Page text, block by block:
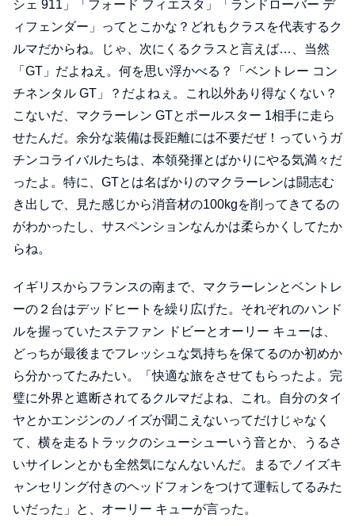
シェ 911」「フォード フィエスタ」「ランドローバー デ
ィフェンダー」ってとこかな？どれもクラスを代表するク
ルマだからね。じゃ、次にくるクラスと言えば…、当然
「GT」だよねえ。何を思い浮かべる？「ベントレー コン
チネンタル GT」？だよねぇ。これ以外あり得なくない？
こないだ、マクラーレン GTとポールスター 1相手に走ら
せたんだ。余分な装備は長距離には不要だぜ！っていうガ
チンコライバルたちは、本領発揮とばかりにやる気満々だ
ったよ。特に、GTとは名ばかりのマクラーレンは闘志む
き出しで、見た感じから消音材の100kgを削ってきてるの
がわかったし、サスペンションなんかは柔らかくしてたか
らね。
イギリスからフランスの南まで、マクラーレンとベントレ
ーの２台はデッドヒートを繰り広げた。それぞれのハンド
ルを握っていたステファン ドビーとオーリー キューは、
どっちが最後までフレッシュな気持ちを保てるのか初めか
ら分かってたみたい。「快適な旅をさせてもらったよ。完
璧に外界と遮断されてるクルマだよね、これ。自分のタイ
ヤとかエンジンのノイズが聞こえないってだけじゃなく
て、横を走るトラックのシューシューいう音とか、うるさ
いサイレンとかも全然気になんないんだ。まるでノイズキ
ャンセリング付きのヘッドフォンをつけて運転してるみた
いだった」と、オーリー キューが言った。